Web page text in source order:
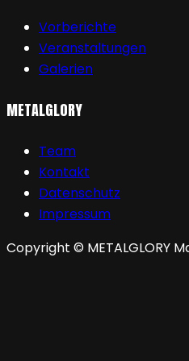
Vorberichte
Veranstaltungen
Galerien
METALGLORY
Team
Kontakt
Datenschutz
Impressum
Copyright © METALGLORY